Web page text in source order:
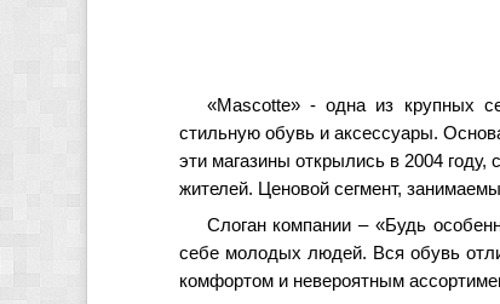
«Mascotte» - одна из крупных
стильную обувь и аксессуары.
эти магазины открылись в 2004
жителей. Ценовой сегмент,
Слоган компании – «Будь
себе молодых людей. Вся обувь
комфортом и невероятным